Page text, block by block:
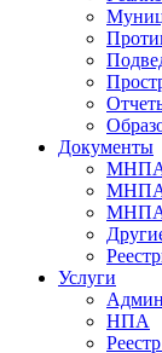
Документы
МНПА
МНПА
МНПА
Услуги
НПА